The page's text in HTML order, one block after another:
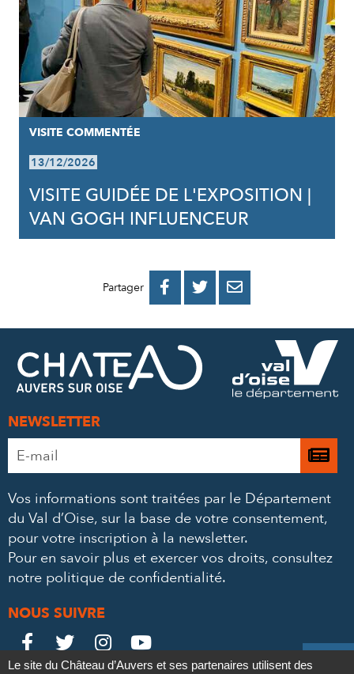
VISITE COMMENTÉE
13/12/2026
VISITE GUIDÉE DE L'EXPOSITION |
VAN GOGH INFLUENCEUR
Partager 
PARTAGER
FACEBOOK
PARTAGER
PARTAGER
MAIL
NEWSLETTER
Adresse
e-
*
Je
à
Vos informations sont traitées par le Département
du Val d’Oise, sur la base de votre consentement,
pour votre inscription à la newsletter.
Pour en savoir plus et exercer vos droits, consultez
notre politique de confidentialité.
NOUS SUIVRE
Le

Le

Le

Le

Le site du Château d’Auvers et ses partenaires utilisent des